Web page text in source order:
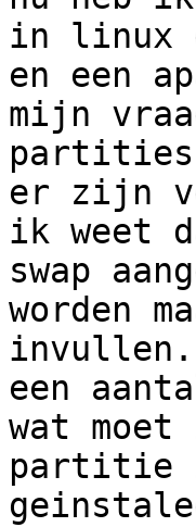
in linux
en een
mijn
er zijn
ik weet
swap
worden
invullen.
een
wat
partitie